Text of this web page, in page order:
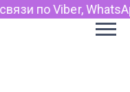
и Telegram.